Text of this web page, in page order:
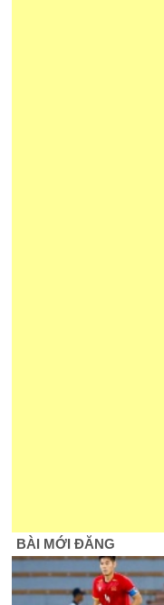
BÀI MỚI ĐĂNG